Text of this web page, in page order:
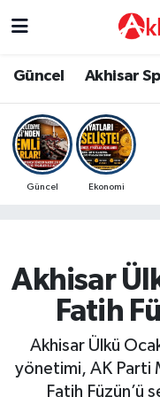
Güncel Akhisar
Güncel Ekonomi
Akhisar
Fatih
Akhisar Ülkü
yönetimi, AK Parti
Fatih
Güncel
Akhisar Spor
Eğitim
Ekonomi
Tarım-Gıda
Kültür-Sanat
Magazin
Kültür-Sanat
Duyurular
Röportaj
Dünya
Yaşam
Güncel
Eğitim
Siyaset
Ekonomi
Magazin
Kültür-Sanat
Manisa
Manisa Hava
Manisa Namaz
Süper Lig Puan
Tüm Manşetler
Son Dakika
Haber Arşivi